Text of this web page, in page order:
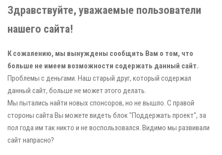
Здравствуйте, уважаемые пользователи
нашего сайта!
К сожалению, мы вынуждены сообщить Вам о том, что
больше не имеем возможности содержать данный сайт.
Проблемы с деньгами. Наш старый друг, который содержал
данный сайт, больше не может этого делать.
Мы пытались найти новых спонсоров, но не вышло. С правой
стороны сайта Вы можете видеть блок "Поддержать проект", за
пол года им так никто и не воспользовался. Видимо мы развивали
сайт напрасно?